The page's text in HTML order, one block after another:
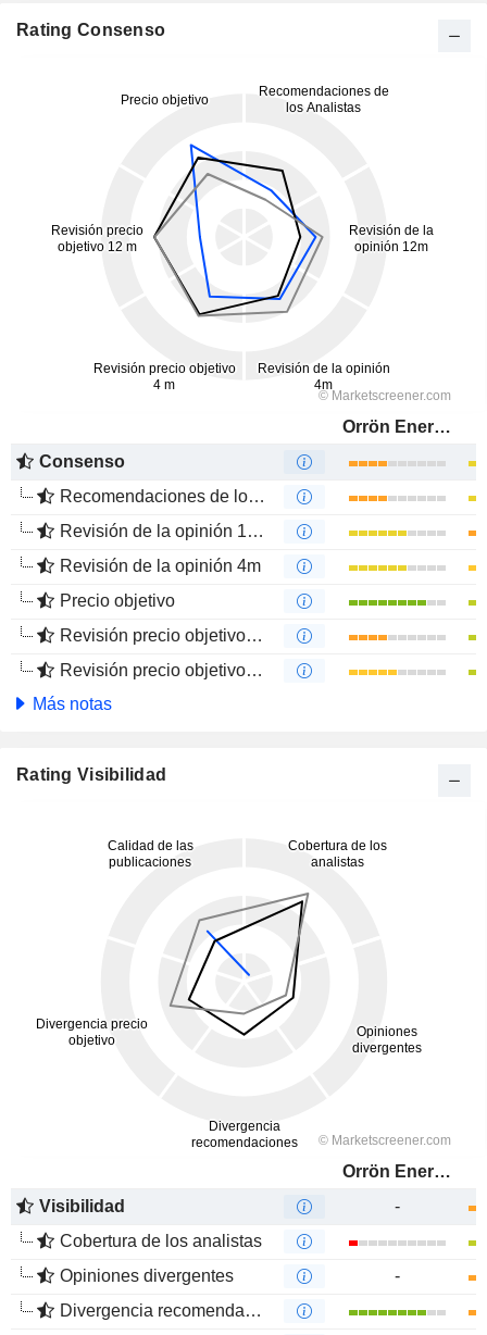
Rating Consenso
Orrön Energy AB
Consenso
Recomendaciones de los Analistas
Revisión de la opinión 12m
Revisión de la opinión 4m
Precio objetivo
Revisión precio objetivo 12 m
Revisión precio objetivo 4 m
Más notas
Rating Visibilidad
Orrön Energy AB
Visibilidad
-
Cobertura de los analistas
Opiniones divergentes
-
Divergencia recomendaciones analistas